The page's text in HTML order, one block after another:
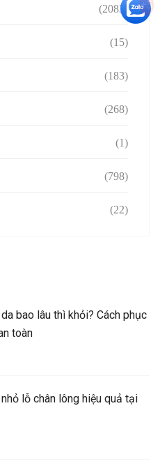
(2083)
(15)
(183)
(268)
(1)
(798)
(22)
bao lâu thì khỏi? Cách phục
toàn
lỗ chân lông hiệu quả tại
+5